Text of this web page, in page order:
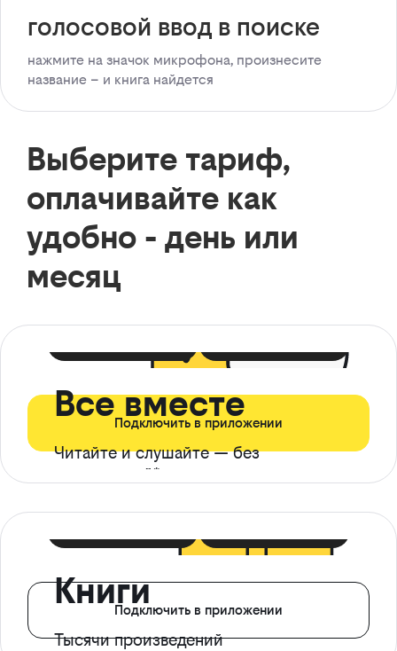
голосовой ввод в поиске
нажмите на значок микрофона, произнесите
название – и книга найдется
Выберите тариф,
оплачивайте как
удобно - день или
месяц
Все вместе
Читайте и слушайте — без
ограничений*
Подключить в приложении
Книги
Тысячи произведений
Подключить в приложении